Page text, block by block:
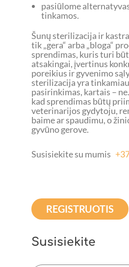
pasiūlome
tinkamos.
Šunų sterilizacija ir
tik „gera“ arba „bloga“
sprendimas, kuris turi
atsakingai, įvertinus
poreikius ir gyvenimo
sterilizacija yra
pasirinkimas, kartais –
kad sprendimas būtų
veterinarijos gydytoju,
baime ar spaudimu, o
gyvūno gerove.
Susisiekite su mumis
REGISTRUOTIS
Susisiekite